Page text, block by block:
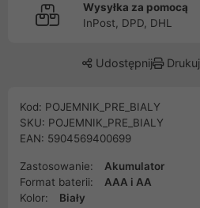
Wysyłka za pomocą
InPost, DPD, DHL
Udostępnij Drukuj
Kod: POJEMNIK_PRE_BIALY
SKU: POJEMNIK_PRE_BIALY
EAN: 5904569400699
Zastosowanie:
Akumulator
Format baterii:
AAA i AA
Kolor:
Biały